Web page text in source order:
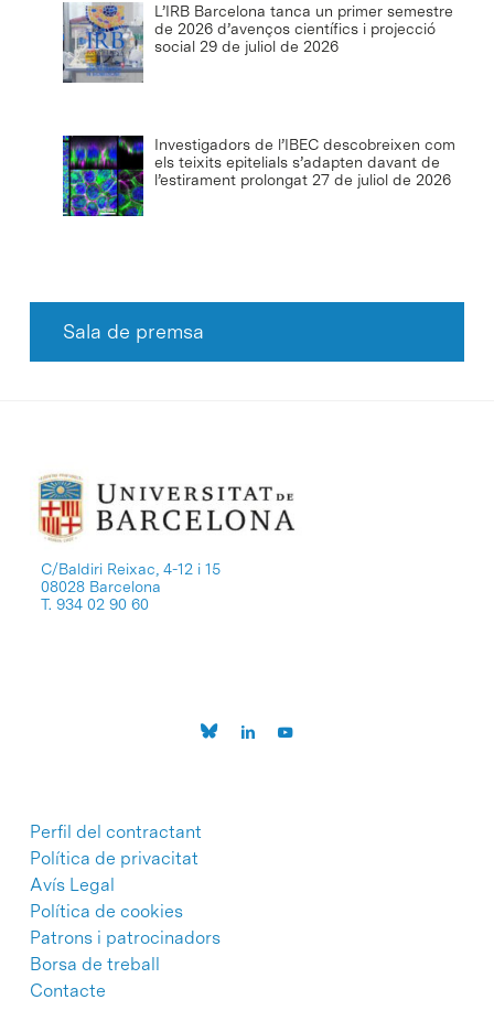
L’IRB Barcelona tanca un primer semestre
de 2026 d’avenços científics i projecció
social 29 de juliol de 2026
Investigadors de l’IBEC descobreixen com
els teixits epitelials s’adapten davant de
l’estirament prolongat 27 de juliol de 2026
Sala de premsa
C/Baldiri Reixac, 4-12 i 15
08028 Barcelona
T. 934 02 90 60
Perfil del contractant
Política de privacitat
Avís Legal
Política de cookies
Patrons i patrocinadors
Borsa de treball
Contacte